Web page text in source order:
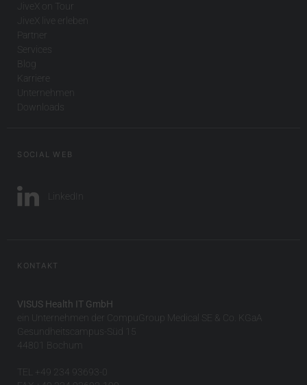
JiveX on Tour
JiveX live erleben
Partner
Services
Blog
Karriere
Unternehmen
Downloads
SOCIAL WEB
LinkedIn
KONTAKT
VISUS Health IT GmbH
ein Unternehmen der CompuGroup Medical SE & Co. KGaA
Gesundheitscampus-Süd 15
44801 Bochum
TEL +49 234 93693-0